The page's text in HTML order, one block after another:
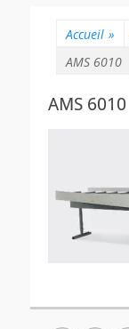
Accueil »
AMS 6010
AMS 6010